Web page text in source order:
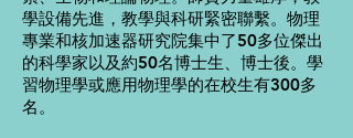
學設備先進，教學與科研緊密聯繫。物理
專業和核加速器研究院集中了50多位傑出
的科學家以及約50名博士生、博士後。學
習物理學或應用物理學的在校生有300多
名。